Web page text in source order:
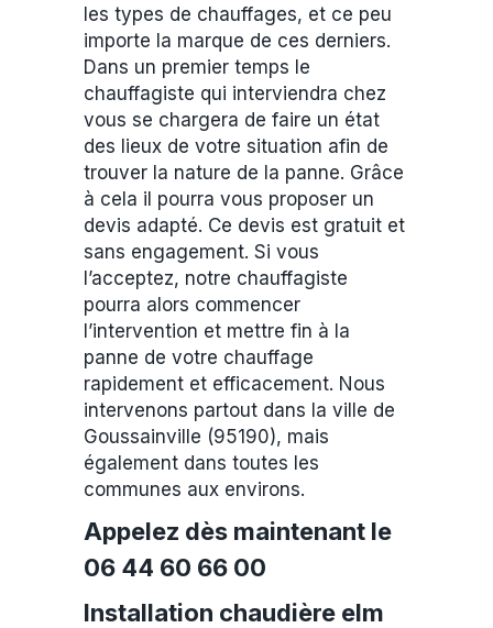
les types de chauffages, et ce peu
importe la marque de ces derniers.
Dans un premier temps le
chauffagiste qui interviendra chez
vous se chargera de faire un état
des lieux de votre situation afin de
trouver la nature de la panne. Grâce
à cela il pourra vous proposer un
devis adapté. Ce devis est gratuit et
sans engagement. Si vous
l’acceptez, notre chauffagiste
pourra alors commencer
l’intervention et mettre fin à la
panne de votre chauffage
rapidement et efficacement. Nous
intervenons partout dans la ville de
Goussainville (95190), mais
également dans toutes les
communes aux environs.
Appelez dès maintenant le
06 44 60 66 00
Installation chaudière elm